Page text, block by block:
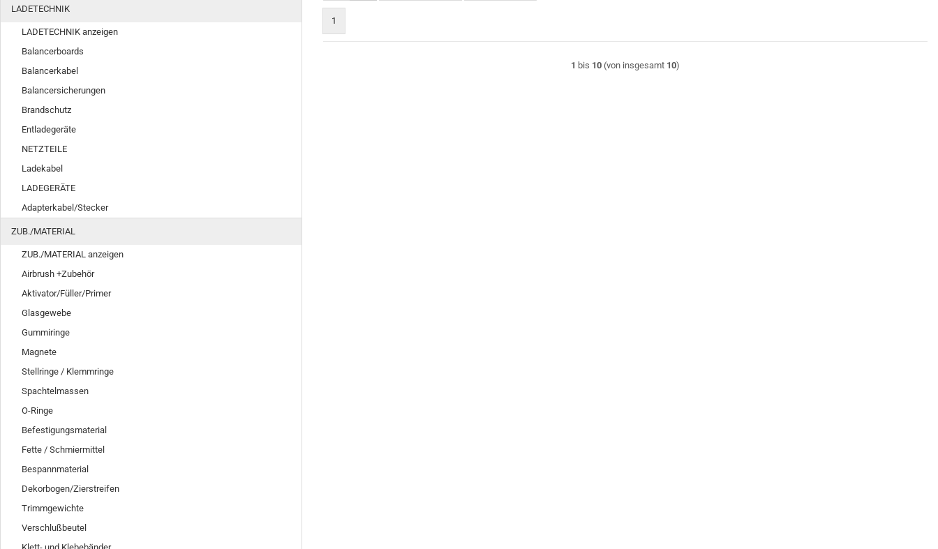
1
1 bis 10 (von insgesamt 10)
LADETECHNIK
LADETECHNIK anzeigen
Balancerboards
Balancerkabel
Balancersicherungen
Brandschutz
Entladegeräte
NETZTEILE
Ladekabel
LADEGERÄTE
Adapterkabel/Stecker
ZUB./MATERIAL
ZUB./MATERIAL anzeigen
Airbrush +Zubehör
Aktivator/Füller/Primer
Glasgewebe
Gummiringe
Magnete
Stellringe / Klemmringe
Spachtelmassen
O-Ringe
Befestigungsmaterial
Fette / Schmiermittel
Bespannmaterial
Dekorbogen/Zierstreifen
Trimmgewichte
Verschlußbeutel